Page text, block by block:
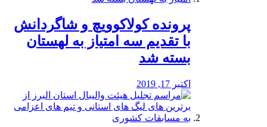
پرونده کولاکوویچ و شاگردانش
با تقدیم سه امتیاز به لهستان
بسته شد
اکتبر 17, 2019